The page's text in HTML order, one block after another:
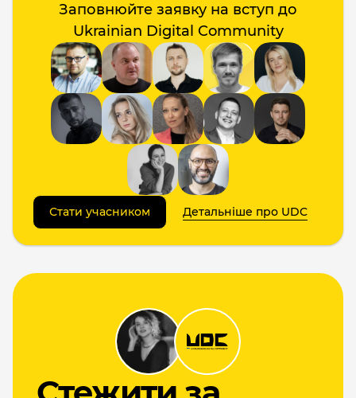
Заповнюйте заявку на вступ до
Ukrainian Digital Community
Стати учасником Детальніше про UDC